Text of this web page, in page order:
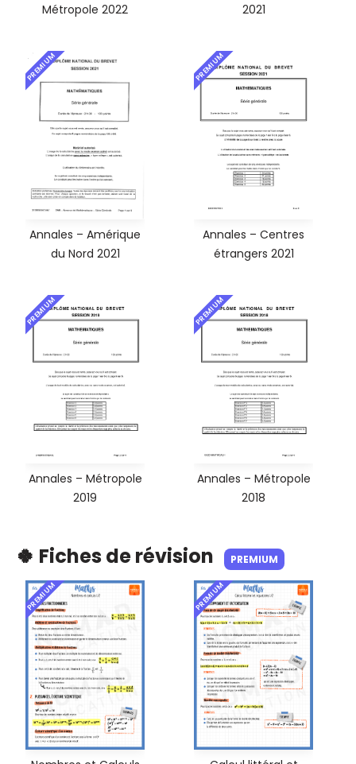
Métropole 2022
2021
PREMIUM
Annales – Amérique
du Nord 2021
PREMIUM
Annales – Centres
étrangers 2021
PREMIUM
Annales – Métropole
2019
PREMIUM
Annales – Métropole
2018
🍀 Fiches de révision PREMIUM
PREMIUM PREMIUM